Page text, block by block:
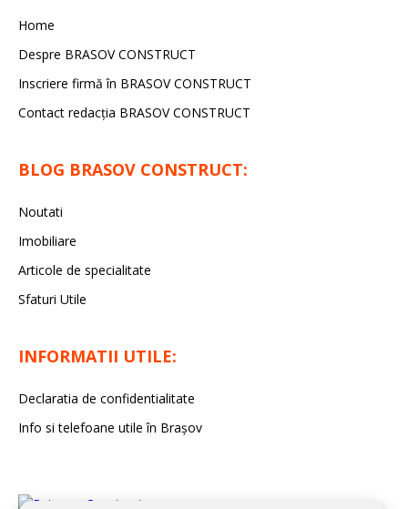
Home
Despre BRASOV CONSTRUCT
Inscriere firmă în BRASOV CONSTRUCT
Contact redacţia BRASOV CONSTRUCT
BLOG BRASOV CONSTRUCT:
Noutati
Imobiliare
Articole de specialitate
Sfaturi Utile
INFORMATII UTILE:
Declaratia de confidentialitate
Info si telefoane utile în Braşov